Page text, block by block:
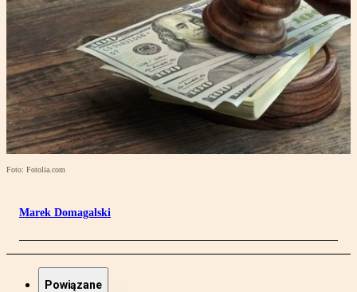
Foto: Fotolia.com
Marek Domagalski
Powiązane